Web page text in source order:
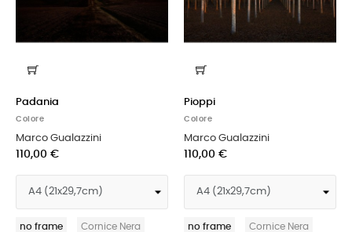
Padania
Colore
Marco Gualazzini
110,00 €
no frame Cornice Nera
Pioppi
Colore
Marco Gualazzini
110,00 €
no frame Cornice Nera